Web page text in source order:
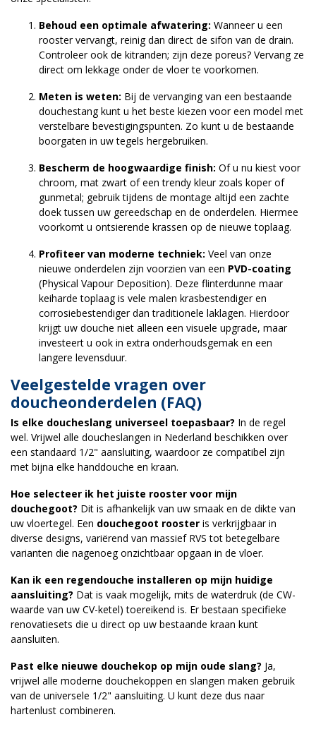
Behoud een optimale afwatering: Wanneer u een
rooster vervangt, reinig dan direct de sifon van de drain.
Controleer ook de kitranden; zijn deze poreus? Vervang ze
direct om lekkage onder de vloer te voorkomen.
Meten is weten: Bij de vervanging van een bestaande
douchestang kunt u het beste kiezen voor een model met
verstelbare bevestigingspunten. Zo kunt u de bestaande
boorgaten in uw tegels hergebruiken.
Bescherm de hoogwaardige finish: Of u nu kiest voor
chroom, mat zwart of een trendy kleur zoals koper of
gunmetal; gebruik tijdens de montage altijd een zachte
doek tussen uw gereedschap en de onderdelen. Hiermee
voorkomt u ontsierende krassen op de nieuwe toplaag.
Profiteer van moderne techniek: Veel van onze
nieuwe onderdelen zijn voorzien van een PVD-coating
(Physical Vapour Deposition). Deze flinterdunne maar
keiharde toplaag is vele malen krasbestendiger en
corrosiebestendiger dan traditionele laklagen. Hierdoor
krijgt uw douche niet alleen een visuele upgrade, maar
investeert u ook in extra onderhoudsgemak en een
langere levensduur.
Veelgestelde vragen over
doucheonderdelen (FAQ)
Is elke doucheslang universeel toepasbaar? In de regel
wel. Vrijwel alle doucheslangen in Nederland beschikken over
een standaard 1/2" aansluiting, waardoor ze compatibel zijn
met bijna elke handdouche en kraan.
Hoe selecteer ik het juiste rooster voor mijn
douchegoot? Dit is afhankelijk van uw smaak en de dikte van
uw vloertegel. Een douchegoot rooster is verkrijgbaar in
diverse designs, variërend van massief RVS tot betegelbare
varianten die nagenoeg onzichtbaar opgaan in de vloer.
Kan ik een regendouche installeren op mijn huidige
aansluiting? Dat is vaak mogelijk, mits de waterdruk (de CW-
waarde van uw CV-ketel) toereikend is. Er bestaan specifieke
renovatiesets die u direct op uw bestaande kraan kunt
aansluiten.
Past elke nieuwe douchekop op mijn oude slang? Ja,
vrijwel alle moderne douchekoppen en slangen maken gebruik
van de universele 1/2" aansluiting. U kunt deze dus naar
hartenlust combineren.